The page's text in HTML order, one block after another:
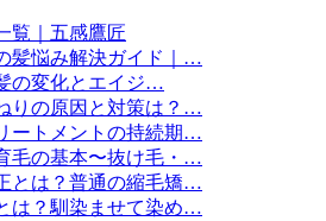
覧｜五感鷹匠
髪悩み解決ガイド｜…
の変化とエイジ…
りの原因と対策は？…
ートメントの持続期…
毛の基本〜抜け毛・…
とは？普通の縮毛矯…
は？馴染ませて染め…